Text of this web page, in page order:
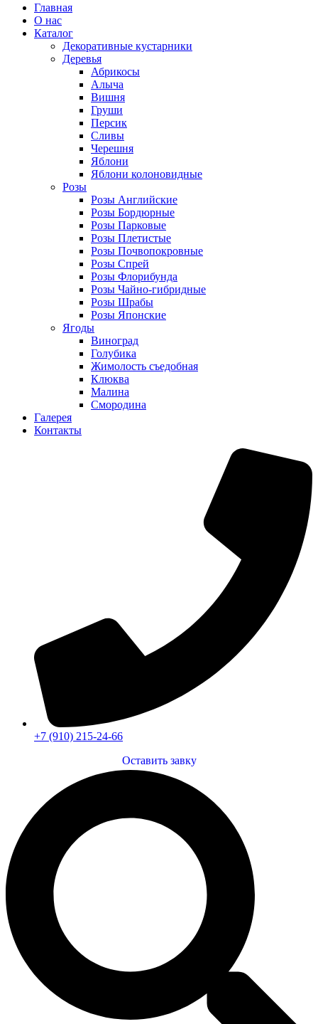
Главная
О нас
Каталог
Декоративные кустарники
Деревья
Абрикосы
Алыча
Вишня
Груши
Персик
Сливы
Черешня
Яблони
Яблони колоновидные
Розы
Розы Английские
Розы Бордюрные
Розы Парковые
Розы Плетистые
Розы Почвопокровные
Розы Спрей
Розы Флорибунда
Розы Чайно-гибридные
Розы Шрабы
Розы Японские
Ягоды
Виноград
Голубика
Жимолость съедобная
Клюква
Малина
Смородина
Галерея
Контакты
+7 (910) 215-24-66
Оставить завку